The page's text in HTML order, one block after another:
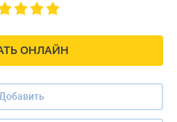
ОНЛАЙН